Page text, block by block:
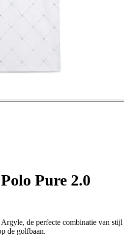
Polo Pure 2.0
de perfecte combinatie van stijl
de golfbaan.